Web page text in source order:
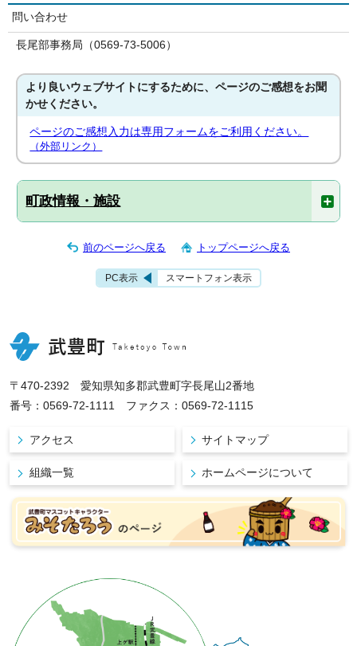
問い合わせ
長尾部事務局（0569-73-5006）
より良いウェブサイトにするために、ページのご感想をお聞
かせください。
ページのご感想入力は専用フォームをご利用ください。
（外部リンク）
町政情報・施設
前のページへ戻る トップページへ戻る
PC表示 スマートフォン表示
〒470-2392 愛知県知多郡武豊町字長尾山2番地
番号：0569-72-1111 ファクス：0569-72-1115
アクセス サイトマップ
組織一覧 ホームページについて